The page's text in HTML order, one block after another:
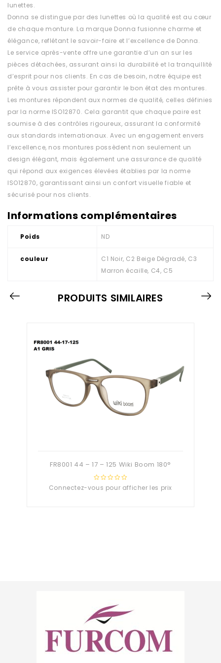
lunettes.
Donna se distingue par des lunettes où la qualité est au cœur
de chaque monture. La marque Donna fusionne charme et
élégance, reflétant le savoir-faire et l’excellence de Donna.
Le service après-vente offre une garantie d’un an sur les
pièces détachées, assurant ainsi la durabilité et la tranquillité
d’esprit pour nos clients. En cas de besoin, notre équipe est
prête à vous assister pour garantir le bon état des montures.
Les montures répondent aux normes de qualité, celles définies
par la norme ISO12870. Cela garantit que chaque paire est
soumise à des contrôles rigoureux, assurant la conformité
aux standards internationaux. Avec un engagement envers
l’excellence, nos montures possèdent non seulement un
design élégant, mais également une assurance de qualité
qui répond aux exigences élevées établies par la norme
ISO12870, garantissant ainsi un confort visuelle fiable et
sécurisé pour nos clients.
Informations complémentaires
Poids ND
couleur
C1 Noir, C2 Beige Dégradé, C3
Marron écaille, C4, C5
PRODUITS SIMILAIRES
FR8001 44 – 17 – 125 Wiki Boom 180°
0
Connectez-vous pour afficher les prix